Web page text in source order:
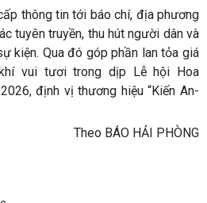
thông tin tới báo chí, địa phương
tuyên truyền, thu hút người dân và
kiện. Qua đó góp phần lan tỏa giá
vui tươi trong dịp Lễ hội Hoa
định vị thương hiệu “Kiến An-
Theo BÁO HẢI PHÒNG